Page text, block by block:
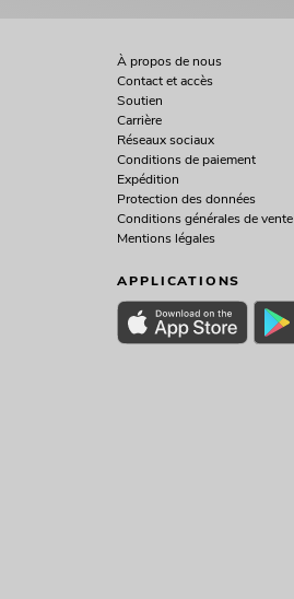
À propos de nous
Contact et accès
Soutien
Carrière
Réseaux sociaux
Conditions de paiement
Expédition
Protection des données
Conditions générales de vente
Mentions légales
APPLICATIONS